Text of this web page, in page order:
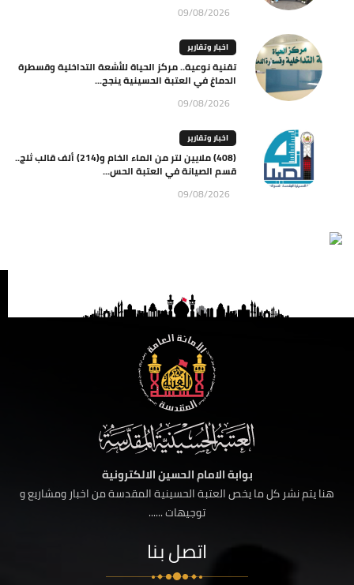
09/08/2026
اخبار وتقارير
تقنية نوعية.. مركز الحياة للأشعة التداخلية وقسطرة
الدماغ في العتبة الحسينية ينجح...
09/08/2026
اخبار وتقارير
(408) ملايين لتر من الماء الخام و(214) ألف قالب ثلج..
قسم الصيانة في العتبة الحس...
09/08/2026
بوابة الامام الحسين الالكترونية
هنا يتم نشر كل ما يخص العتبة الحسينية المقدسة من اخبار ومشاريع و
توجيهات ......
اتصل بنا